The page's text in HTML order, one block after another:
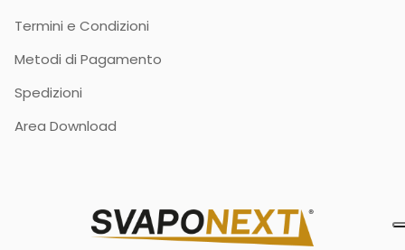
Termini e Condizioni
Metodi di Pagamento
Spedizioni
Area Download